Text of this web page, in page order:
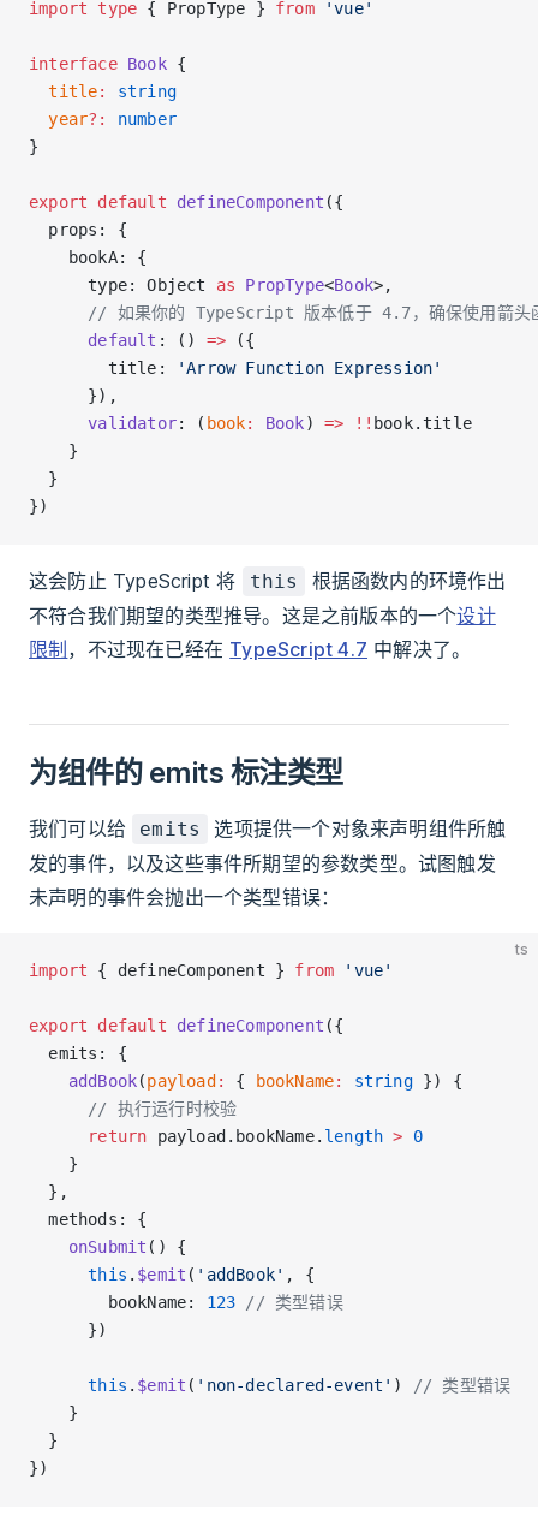
import type { PropType } from 'vue'
interface Book {
  title
:
string
  year
?:
number
}
export default defineComponent ({
  props: {
    bookA: {
      type: Object
as PropType<Book>,
// 如果你的 TypeScript 版本低于 4.7，确保使用箭头
      default
: () => ({
        title:
'Arrow Function Expression'
      }),
      validator
: ( book: Book) => !! book.title
    }
  }
})
这会防止 TypeScript 将 this
根据函数内的环境作出
不符合我们期望的类型推导。这是之前版本的一个设计
限制 ，不过现在已经在 TypeScript 4.7 中解决了。
为组件的 emits 标注类型
我们可以给 emits
选项提供一个对象来声明组件所触
发的事件，以及这些事件所期望的参数类型。试图触发
未声明的事件会抛出一个类型错误：
ts
import { defineComponent } from 'vue'
export default defineComponent ({
  emits: {
    addBook
(payload : { bookName: string }) {
      // 执行运行时校验
      return
payload.bookName. length > 0
    }
  },
  methods: {
    onSubmit
() {
      this
. $emit ( 'addBook' , {
        bookName:
123 // 类型错误
      })
      this
. $emit ( 'non-declared-event' )
// 类型错误
    }
  }
})